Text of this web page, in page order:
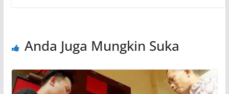
Anda Juga Mungkin Suka